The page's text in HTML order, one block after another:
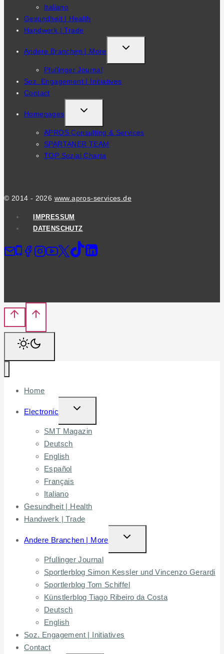
Italiano
Gesundheit | Health
Handwerk | Trade
Andere Branchen | More
TOGGLE
CHILD
Pfullinger Journal
Soz. Engagement | Initiatives
Contact
Homepages
TOGGLE
CHILD
APROS Consulting & Services
SPARTANER TEAM
TOP Sozial Charta
© 2014 - 2026 www.apros-services.de
IMPRESSUM
DATENSCHUTZ
Home
Electronic
TOGGLE
CHILD
MENU
SMT Magazin
Deutsch
English
Español
Français
Italiano
Gesundheit | Health
Handwerk | Trade
Andere Branchen | More
TOGGLE
CHILD
Pfullinger Journal
Sportlerblog Simon Kessler und Vincenzo Gerardi
Sportlerblog Tom Schiffel
Künstlerblog Tiago Ribeiro da Costa
Deutsch
English
Soz. Engagement | Initiatives
Contact